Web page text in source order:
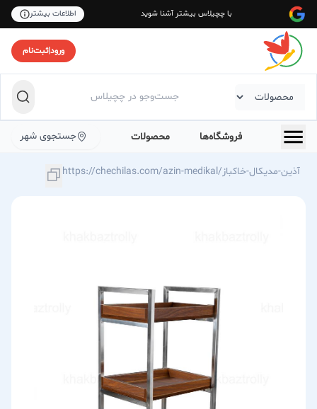
با چچیلاس بیشتر آشنا شوید اطلاعات بیشتر
ورود|ثبت‌نام
فروشگاه‌ها محصولات جستجوی شهر
https://chechilas.com/azin-medikal/آذين-مديكال-خاکباز